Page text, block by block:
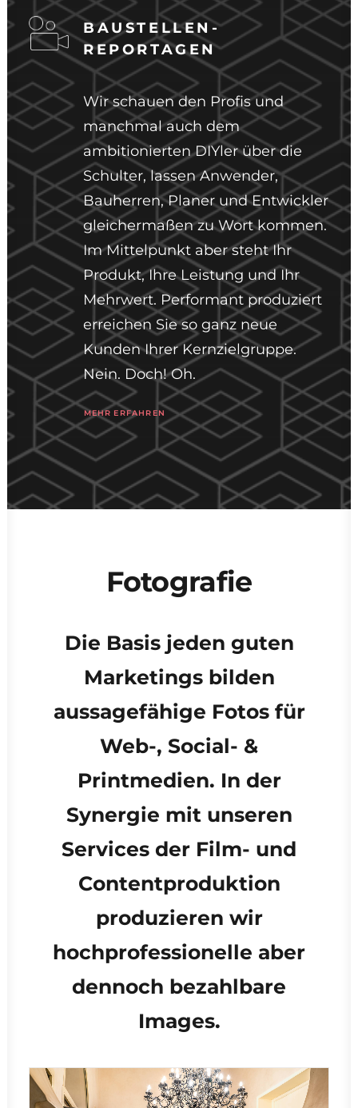
BAUSTELLEN-
REPORTAGEN
Wir schauen den Profis und
manchmal auch dem
ambitionierten DIYler über die
Schulter, lassen Anwender,
Bauherren, Planer und Entwickler
gleichermaßen zu Wort kommen.
Im Mittelpunkt aber steht Ihr
Produkt, Ihre Leistung und Ihr
Mehrwert. Performant produziert
erreichen Sie so ganz neue
Kunden Ihrer Kernzielgruppe.
Nein. Doch! Oh.
MEHR ERFAHREN
Fotografie
Die Basis jeden guten
Marketings bilden
aussagefähige Fotos für
Web-, Social- &
Printmedien. In der
Synergie mit unseren
Services der Film- und
Contentproduktion
produzieren wir
hochprofessionelle aber
dennoch bezahlbare
Images.